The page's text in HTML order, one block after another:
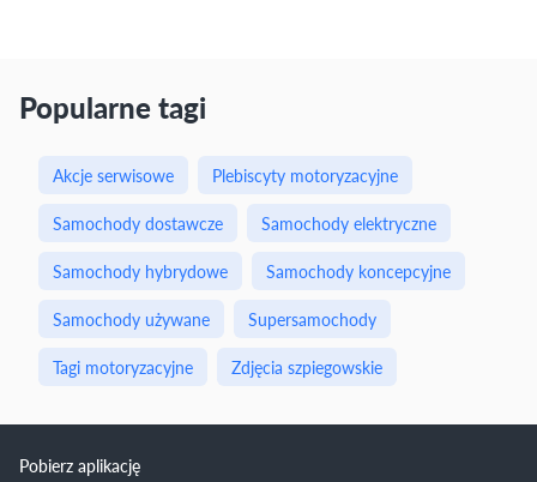
Popularne tagi
Akcje serwisowe
Plebiscyty motoryzacyjne
Samochody dostawcze
Samochody elektryczne
Samochody hybrydowe
Samochody koncepcyjne
Samochody używane
Supersamochody
Tagi motoryzacyjne
Zdjęcia szpiegowskie
Pobierz aplikację